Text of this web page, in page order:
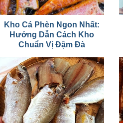
Kho Cá Phèn Ngon Nhất:
Hướng Dẫn Cách Kho
Chuẩn Vị Đậm Đà